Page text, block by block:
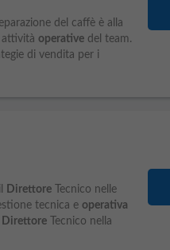
del caffè è alla
attività operativedel team.
di vendita per i
DirettoreTecnico nelle
tecnica e operativa
DirettoreTecnico nella